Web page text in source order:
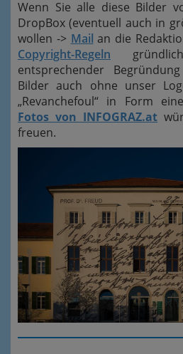
Wenn Sie alle diese Bilder
DropBox (eventuell auch in
wollen -> Mail an die
Copyright-Regeln
entsprechender
Bilder auch ohne unser
„Revanchefoul“ in Form
Fotos von INFOGRAZ.at
freuen.